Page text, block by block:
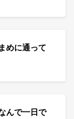
めに通って
んで一日で